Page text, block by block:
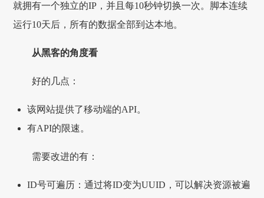
就拥有一个独立的IP，并且每10秒钟切换一次。脚本连续
运行10天后，所有的数据全部到达本地。
从黑客的角度看
好的几点：
该网站提供了移动端的API。
有API的限速。
需要改进的有：
ID号可遍历：通过将ID变为UUID，可以解决资源被遍